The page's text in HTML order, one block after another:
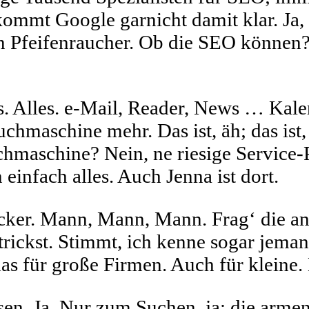
Google garnicht damit klar. Ja,
Pfeifenraucher. Ob die SEO
Alles. e-Mail, Reader, News …
mehr. Das ist, äh; das ist,
Nein, ne riesige
alles. Auch Jenna ist dort.
Mann, Mann, Mann. Frag‘ die
Stimmt, ich kenne sogar
für große Firmen. Auch für